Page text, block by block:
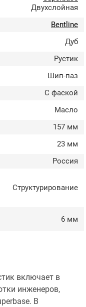
Двухслойная
Bentline
Дуб
Рустик
Шип-паз
С фаской
Масло
157 мм
23 мм
Россия
Структурирование
6 мм
включает в
инженеров,
В